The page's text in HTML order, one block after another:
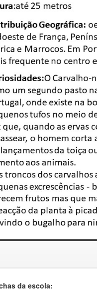
da escola: